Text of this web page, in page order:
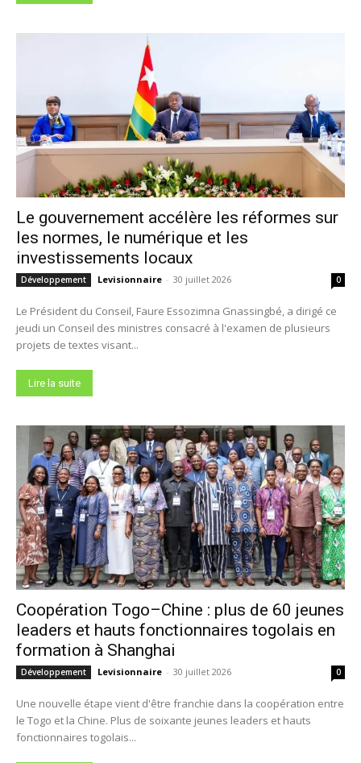
Le gouvernement accélère les réformes sur
les normes, le numérique et les
investissements locaux
Développement Levisionnaire - 30 juillet 2026 0
Le Président du Conseil, Faure Essozimna Gnassingbé, a dirigé ce
jeudi un Conseil des ministres consacré à l'examen de plusieurs
projets de textes visant...
Lire la suite
Coopération Togo–Chine : plus de 60 jeunes
leaders et hauts fonctionnaires togolais en
formation à Shanghai
Développement Levisionnaire - 30 juillet 2026 0
Une nouvelle étape vient d'être franchie dans la coopération entre
le Togo et la Chine. Plus de soixante jeunes leaders et hauts
fonctionnaires togolais...